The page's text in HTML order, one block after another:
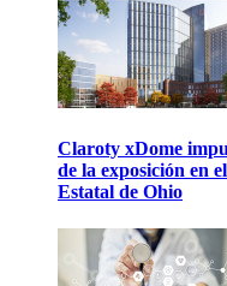
Claroty xDome
de la exposición en
Estatal de Ohio